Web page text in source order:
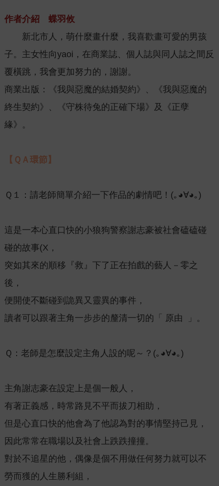
作者介紹 蝶羽攸
新北市人，萌什麼畫什麼，我喜歡畫可愛的男孩
子。主女性向yaoi，在商業誌、個人誌與同人誌之間反
覆橫跳，我會更加努力的，謝謝。
商業出版：《我與惡魔的結婚契約》、《我與惡魔的
終生契約》、《守株待兔的正確下場》及《正孽
緣》。
【ＱＡ環節】
Ｑ１：請老師簡單介紹一下作品的劇情吧！(｡◕∀◕｡)
這是一本心直口快的小狼狗警察謝志豪被社會磕磕碰
碰的故事(X，
突如其來的順移『救』下了正在拍戲的藝人－零之
後，
便開使不斷碰到詭異又靈異的事件，
讀者可以跟著主角一步步的釐清一切的「 原由 」。
Ｑ：老師是怎麼設定主角人設的呢～？(｡◕∀◕｡)
主角謝志豪在設定上是個一般人，
有著正義感，時常路見不平而拔刀相助，
但是心直口快的他會為了他認為對的事情堅持己見，
因此常常在職場以及社會上跌跌撞撞。
對於不追星的他，偶像是個不用做任何努力就可以不
勞而獲的人生勝利組，